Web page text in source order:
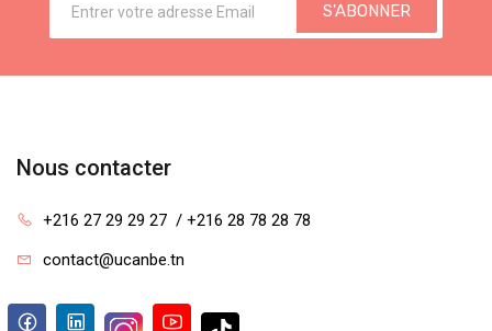
S'ABONNER
Nous contacter
+216 27 29 29 27  / +216 28 78 28 78
contact@ucanbe.tn